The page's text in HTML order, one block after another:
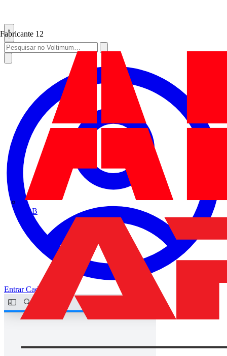
Fabricante 12
ABB
EntrarCadastrar